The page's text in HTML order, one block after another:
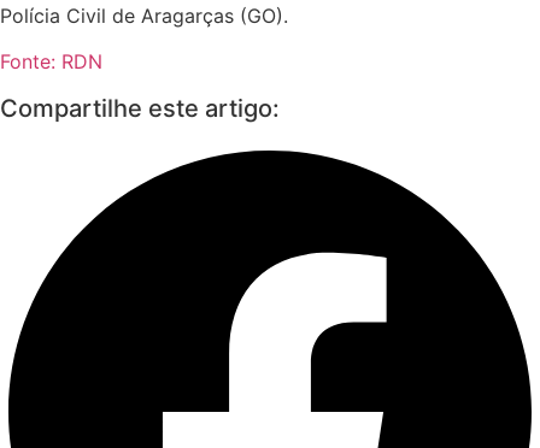
Polícia Civil de Aragarças (GO).
Fonte: RDN
Compartilhe este artigo: